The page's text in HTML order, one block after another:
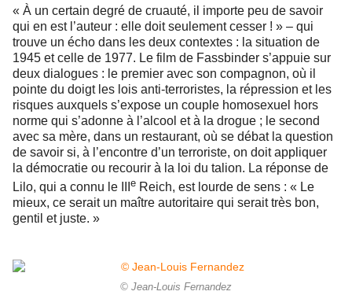
« À un certain degré de cruauté, il importe peu de savoir
qui en est l’auteur : elle doit seulement cesser ! » – qui
trouve un écho dans les deux contextes : la situation de
1945 et celle de 1977. Le film de Fassbinder s’appuie sur
deux dialogues : le premier avec son compagnon, où il
pointe du doigt les lois anti-terroristes, la répression et les
risques auxquels s’expose un couple homosexuel hors
norme qui s’adonne à l’alcool et à la drogue ; le second
avec sa mère, dans un restaurant, où se débat la question
de savoir si, à l’encontre d’un terroriste, on doit appliquer
la démocratie ou recourir à la loi du talion. La réponse de
Lilo, qui a connu le III e Reich, est lourde de sens : « Le
mieux, ce serait un maître autoritaire qui serait très bon,
gentil et juste. »
© Jean-Louis Fernandez